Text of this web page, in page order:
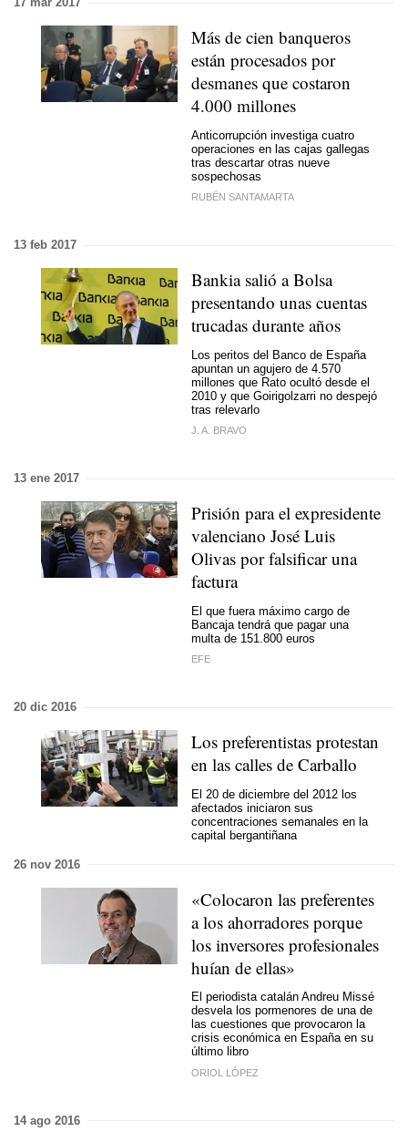
Más de cien banqueros
están procesados por
desmanes que costaron
4.000 millones
Anticorrupción investiga cuatro
operaciones en las cajas gallegas
tras descartar otras nueve
sospechosas
RUBÉN SANTAMARTA
13 feb 2017
Bankia salió a Bolsa
presentando unas cuentas
trucadas durante años
Los peritos del Banco de España
apuntan un agujero de 4.570
millones que Rato ocultó desde el
2010 y que Goirigolzarri no despejó
tras relevarlo
J. A. BRAVO
13 ene 2017
Prisión para el expresidente
valenciano José Luis
Olivas por falsificar una
factura
El que fuera máximo cargo de
Bancaja tendrá que pagar una
multa de 151.800 euros
EFE
20 dic 2016
Los preferentistas protestan
en las calles de Carballo
El 20 de diciembre del 2012 los
afectados iniciaron sus
concentraciones semanales en la
capital bergantiñana
26 nov 2016
«Colocaron las preferentes
a los ahorradores porque
los inversores profesionales
huían de ellas»
El periodista catalán Andreu Missé
desvela los pormenores de una de
las cuestiones que provocaron la
crisis económica en España en su
último libro
ORIOL LÓPEZ
14 ago 2016